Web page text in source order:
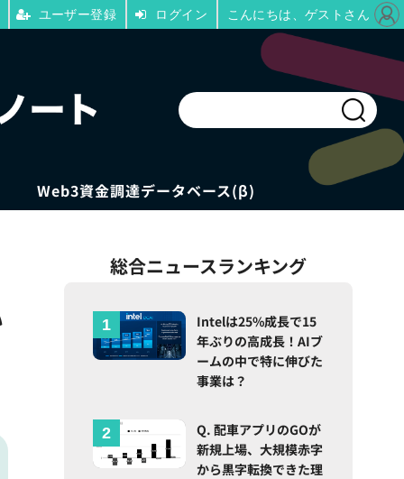
Web3資金調達データベース(β)
総合ニュースランキング
Intelは25%成長で15
年ぶりの高成長！AIブ
ームの中で特に伸びた
事業は？
Q. 配車アプリのGOが
新規上場、大規模赤字
から黒字転換できた理
ユーザー登録 ログイン こんにちは、ゲストさん